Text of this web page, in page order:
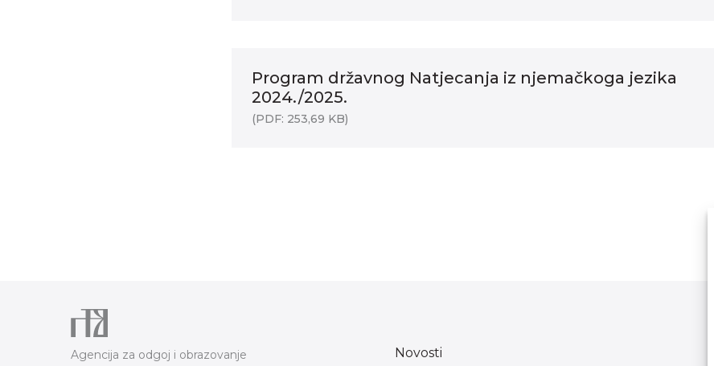
Program državnog Natjecanja iz njemačkoga jezika
2024./2025.
(PDF: 253,69 KB)
Agencija za odgoj i obrazovanje
Novosti